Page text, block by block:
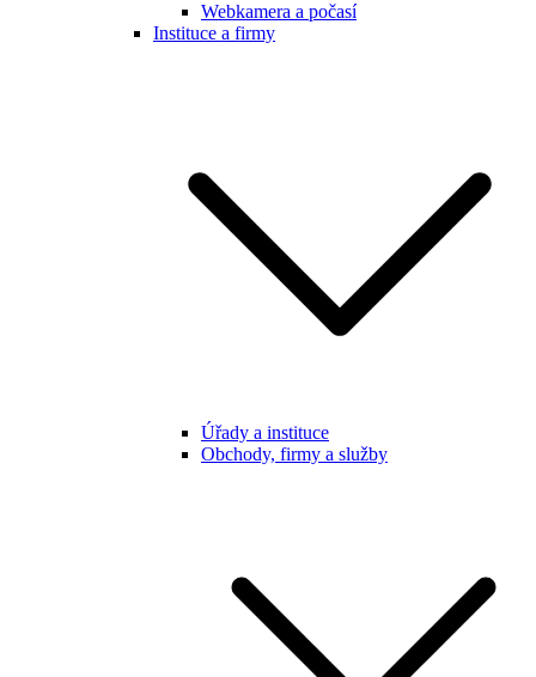
Webkamera a počasí
Instituce a firmy
Úřady a instituce
Obchody, firmy a služby